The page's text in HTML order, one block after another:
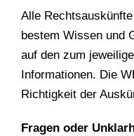
Alle
bestem Wissen und
auf den zum
Informationen. Die
Richtigkeit der
Fragen oder